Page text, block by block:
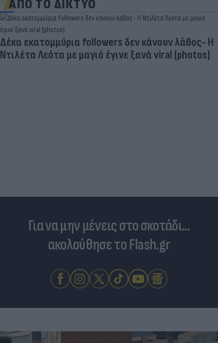
ΑΠΟ ΤΟ ΔΙΚΤΥΟ
Δέκα εκατομμύρια followers δεν κάνουν λάθος- Η
Ντιλέτα Λεότα με μαγιό έγινε ξανά viral (photos)
Για να μην μένεις στο σκοτάδι...
ακολούθησε το Flash.gr